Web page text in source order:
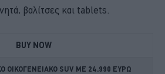
βαλίτσες και tablets.
BUY NOW
ΟΙΚΟΓΕΝΕΙΑΚΟ SUV ME 24.990 ΕΥΡΩ